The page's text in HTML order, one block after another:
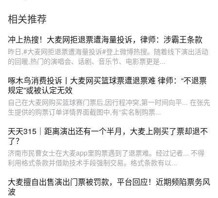
相关推荐
冲上热搜！大麦网拒退票遭海量投诉，律师：涉霸王条款
昨日,#大麦网拒退票遭海量投诉#登上微博热搜。随着线下演出活动
的回暖,热门的演唱会、话剧、音乐节、电影票更是...
啄木鸟消费投诉丨大麦网买篮球票遭退票难 律师：“不退票
规定”或被认定无效
自己在大麦网购买篮球赛门票后,因行程冲突,第一时间向平... 在张先
生提供的购票订单详情界面截图中,有“实名制购票...
天天315｜距离演出还有一个半月，大麦上刚买了票却退不
了？
济南市民曹女士在大麦app里购票遇到了退票难。经过记者... 不得
利用格式条款并借助技术手段强制交易。格式条款有以...
大麦擅自出售演出门票被罚款，平台回应！近期频陷票务风
波